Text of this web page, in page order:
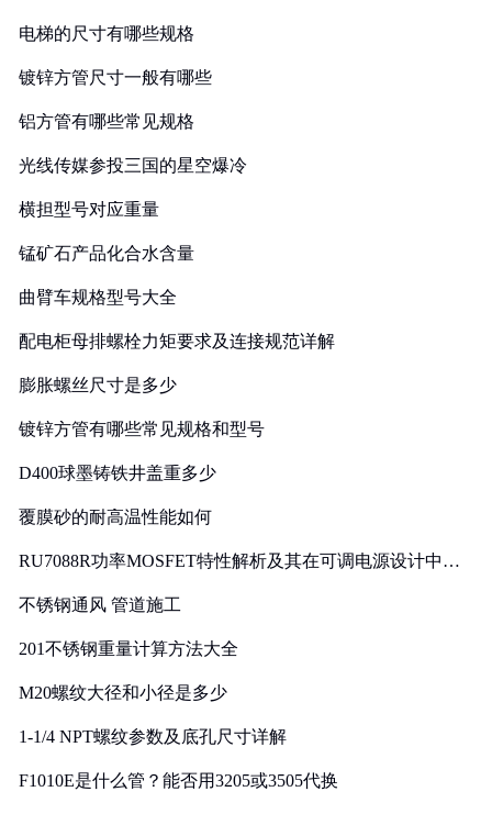
电梯的尺寸有哪些规格
镀锌方管尺寸一般有哪些
铝方管有哪些常见规格
光线传媒参投三国的星空爆冷
横担型号对应重量
锰矿石产品化合水含量
曲臂车规格型号大全
配电柜母排螺栓力矩要求及连接规范详解
膨胀螺丝尺寸是多少
镀锌方管有哪些常见规格和型号
D400球墨铸铁井盖重多少
覆膜砂的耐高温性能如何
RU7088R功率MOSFET特性解析及其在可调电源设计中的
不锈钢通风 管道施工
201不锈钢重量计算方法大全
M20螺纹大径和小径是多少
1-1/4 NPT螺纹参数及底孔尺寸详解
F1010E是什么管？能否用3205或3505代换